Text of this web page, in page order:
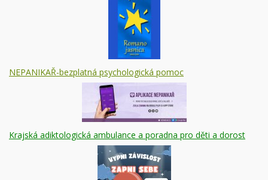
NEPANIKAŘ-bezplatná psychologická pomoc
Krajská adiktologická ambulance a poradna pro děti a dorost